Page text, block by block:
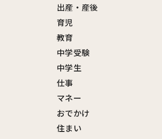
出産・産後
育児
教育
中学受験
中学生
仕事
マネー
おでかけ
住まい